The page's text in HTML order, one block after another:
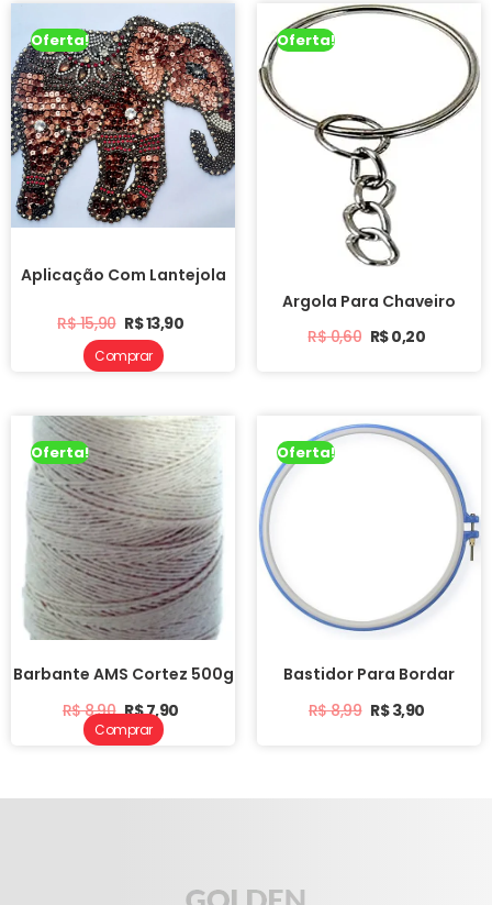
Oferta!
Aplicação Com Lantejola
R$15,90 R$13,90
Oferta!
Argola Para Chaveiro
R$0,60 R$0,20
Comprar
Oferta!
Barbante AMS Cortez 500g
R$8,90 R$7,90
Oferta!
Bastidor Para Bordar
R$8,99 R$3,90
Comprar